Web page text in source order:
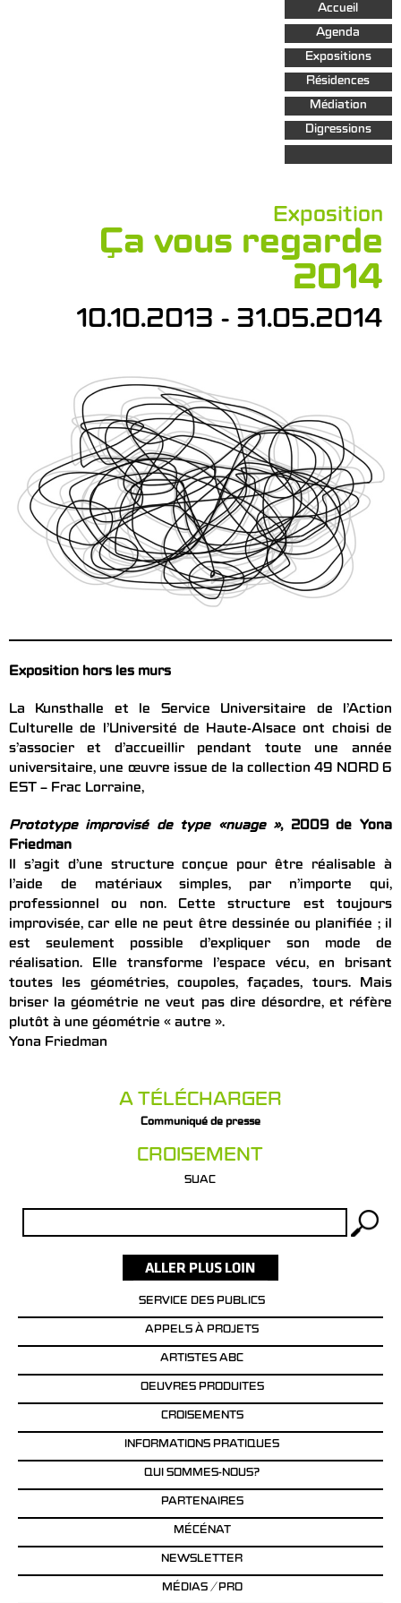
Aller au
contenu
principal
Accueil
Agenda
Expositions
Résidences
Médiation
Digressions
Exposition
Ça vous regarde
2014
10.10.2013 - 31.05.2014
Exposition hors les murs
La Kunsthalle et le Service Universitaire de l’Action
Culturelle de l’Université de Haute-Alsace ont choisi de
s’associer et d’accueillir pendant toute une année
universitaire, une œuvre issue de la collection 49 NORD 6
EST – Frac Lorraine,
Prototype improvisé de type «nuage », 2009 de Yona
Friedman
Il s’agit d’une structure conçue pour être réalisable à
l’aide de matériaux simples, par n’importe qui,
professionnel ou non. Cette structure est toujours
improvisée, car elle ne peut être dessinée ou planifiée ; il
est seulement possible d’expliquer son mode de
réalisation. Elle transforme l’espace vécu, en brisant
toutes les géométries, coupoles, façades, tours. Mais
briser la géométrie ne veut pas dire désordre, et réfère
plutôt à une géométrie « autre ».
Yona Friedman
A TÉLÉCHARGER
Communiqué de presse
CROISEMENT
SUAC
SERVICE DES PUBLICS
APPELS À PROJETS
ARTISTES ABC
OEUVRES PRODUITES
CROISEMENTS
INFORMATIONS PRATIQUES
QUI SOMMES-NOUS?
PARTENAIRES
MÉCÉNAT
NEWSLETTER
MÉDIAS / PRO